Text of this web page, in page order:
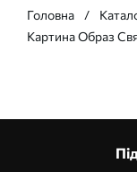
Головна
Картина Образ